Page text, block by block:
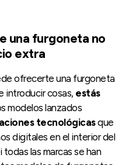
una furgoneta no
extra
ofrecerte una furgoneta
introducir cosas, estás
modelos lanzados
tecnológicasque
digitales en el interior del
las marcas se han